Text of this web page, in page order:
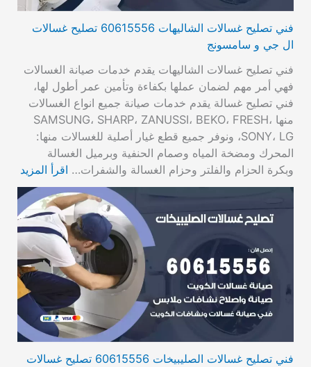
فني تصليح غسالات الشاليهات 60615556 تصليح غسالات
ال جي و سامسونج
فني تصليح غسالات الشاليهات يقدم خدمات صيانة الغسالات
فهي أمر مهم لضمان عملها بكفاءة وتأمين عمر أطول لها،
فني تصليح غسالة يقدم خدمات صيانة جميع انواع الغسالات
منها SAMSUNG، SHARP، ZANUSSI، BEKO، FRESH،
SONY، LG، ونوفر جميع قطع غيار أصلية للغسالات منها:
المحرك ومضخة المياه وصمام الحنفية وبرميل الغسالة
وبكرة الحزام والفلتر وحزام الغسالة والشفرات… اقرأ المزيد
فني تصليح غسالات الصليبيخات 60615556 تصليح غسالات